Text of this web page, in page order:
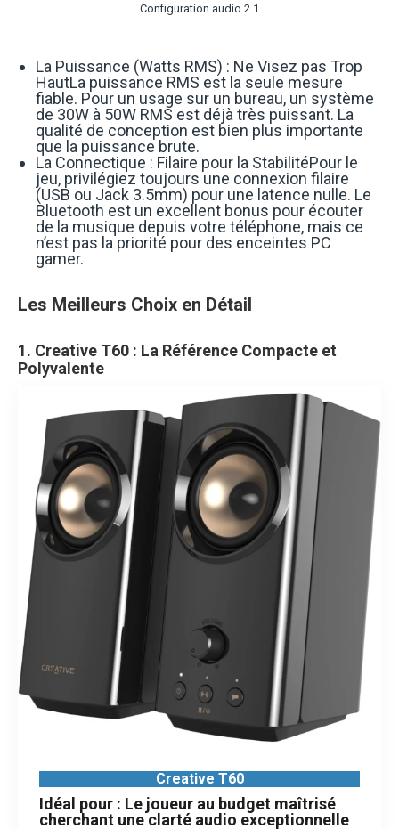
Configuration audio 2.1
La Puissance (Watts RMS) : Ne Visez pas Trop
HautLa puissance RMS est la seule mesure
fiable. Pour un usage sur un bureau, un système
de 30W à 50W RMS est déjà très puissant. La
qualité de conception est bien plus importante
que la puissance brute.
La Connectique : Filaire pour la StabilitéPour le
jeu, privilégiez toujours une connexion filaire
(USB ou Jack 3.5mm) pour une latence nulle. Le
Bluetooth est un excellent bonus pour écouter
de la musique depuis votre téléphone, mais ce
n’est pas la priorité pour des enceintes PC
gamer.
Les Meilleurs Choix en Détail
1. Creative T60 : La Référence Compacte et
Polyvalente
Creative T60
Idéal pour : Le joueur au budget maîtrisé
cherchant une clarté audio exceptionnelle